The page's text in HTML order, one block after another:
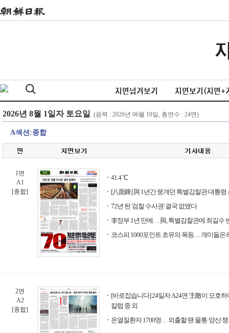
지면넘겨보기 지면보기(지면+
A섹션:종합
1면
A1
[종합]
41.4 ℃
[八面鋒] 與 1년간 뭉개던 특별감찰관 대통령
72년 된 '검찰 수사권' 결국 없앴다
李정부 1년 만에… 與, 특별감찰관에 최길수
코스피 1000포인트 초유의 폭등… 개미들은
2면
A2
[종합]
[바로잡습니다] 24일자 A24면 '主敵이 모호
칼럼 중 외
온열질환자 1700명… 외출할 땐 물통·양산